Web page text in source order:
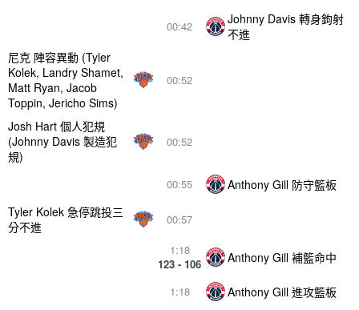
1:18 Anthony Gill 進攻籃板
1:18
123 - 106
Anthony Gill 補籃命中
00:57
Tyler Kolek 急停跳投三
分不進
00:55 Anthony Gill 防守籃板
00:52
Josh Hart 個人犯規
(Johnny Davis 製造犯
規)
00:52
尼克 陣容異動 (Tyler
Kolek, Landry Shamet,
Matt Ryan, Jacob
Toppin, Jericho Sims)
00:42
Johnny Davis 轉身鉤射
不進